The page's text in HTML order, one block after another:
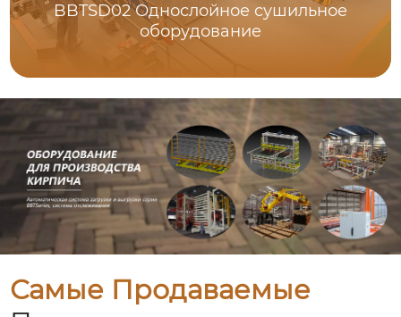
BBTSD02 Однослойное сушильное
оборудование
Самые Продаваемые